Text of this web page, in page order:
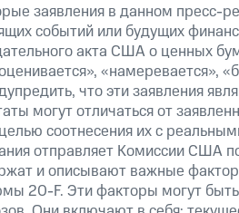
заявления в данном пресс-
событий или будущих
акта США о ценных
«намеревается»,
что эти заявления
могут отличаться от
соотнесения их с
отправляет Комиссии США
и описывают важные
20-F. Эти факторы могут быть